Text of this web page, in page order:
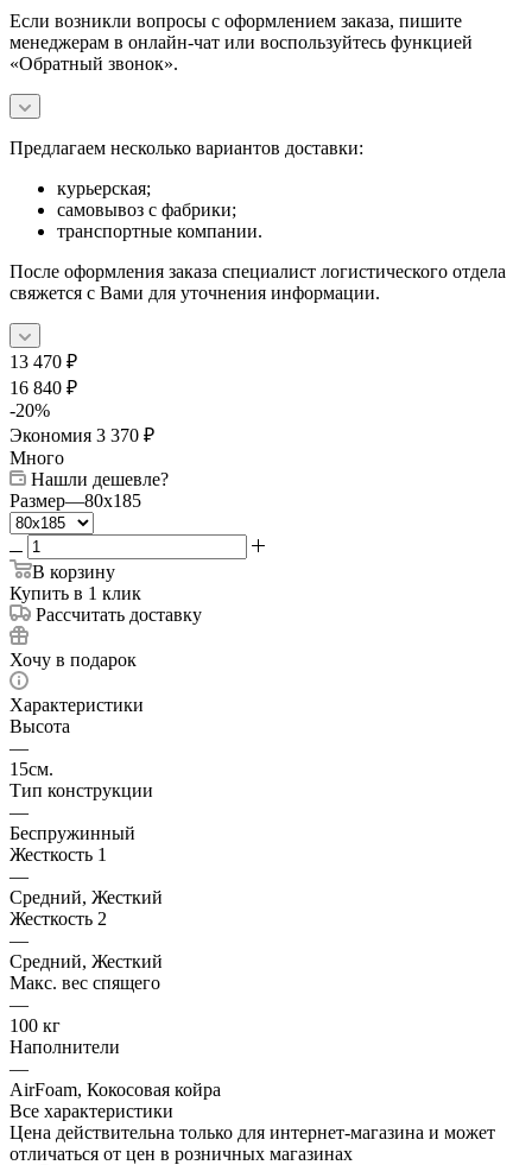
Если возникли вопросы с оформлением заказа, пишите
менеджерам в онлайн-чат или воспользуйтесь функцией
«Обратный звонок».
Предлагаем несколько вариантов доставки:
курьерская;
самовывоз с фабрики;
транспортные компании.
После оформления заказа специалист логистического отдела
свяжется с Вами для уточнения информации.
13 470 ₽
16 840 ₽
-20%
Экономия 3 370 ₽
Много
Нашли дешевле?
Размер—80x185
В корзину
Купить в 1 клик
Рассчитать доставку
Хочу в подарок
Характеристики
Высота
—
15см.
Тип конструкции
—
Беспружинный
Жесткость 1
—
Средний, Жесткий
Жесткость 2
—
Средний, Жесткий
Макс. вес спящего
—
100 кг
Наполнители
—
AirFoam, Кокосовая койра
Все характеристики
Цена действительна только для интернет-магазина и может
отличаться от цен в розничных магазинах